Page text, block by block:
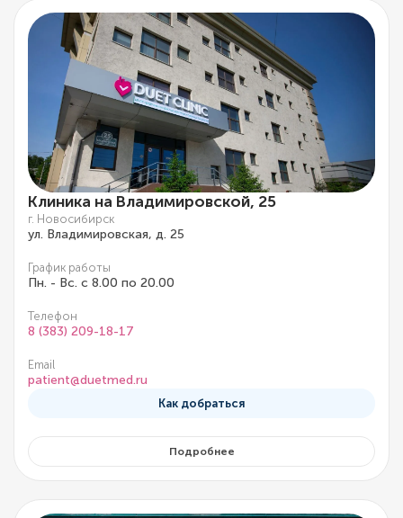
Клиника на Владимировской, 25
г. Новосибирск
ул. Владимировская, д. 25
График работы
Пн. - Вс. с 8.00 по 20.00
Телефон
8 (383) 209-18-17
Email
patient@duetmed.ru
Как добраться
Подробнее